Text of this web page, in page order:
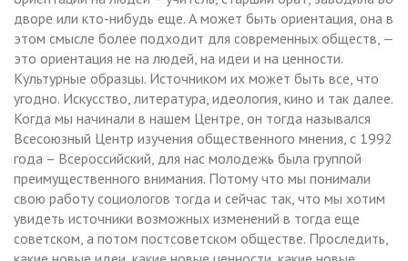
дворе или кто-нибудь еще. А может быть ориентация, она в
этом смысле более подходит для современных обществ, —
это ориентация не на людей, на идеи и на ценности.
Культурные образцы. Источником их может быть все, что
угодно. Искусство, литература, идеология, кино и так далее.
Когда мы начинали в нашем Центре, он тогда назывался
Всесоюзный Центр изучения общественного мнения, с 1992
года – Всероссийский, для нас молодежь была группой
преимущественного внимания. Потому что мы понимали
свою работу социологов тогда и сейчас так, что мы хотим
увидеть источники возможных изменений в тогда еще
советском, а потом постсоветском обществе. Проследить,